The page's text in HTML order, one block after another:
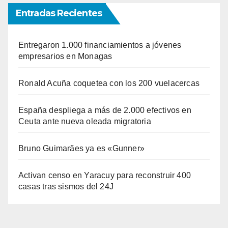
Entradas Recientes
Entregaron 1.000 financiamientos a jóvenes
empresarios en Monagas
Ronald Acuña coquetea con los 200 vuelacercas
España despliega a más de 2.000 efectivos en
Ceuta ante nueva oleada migratoria
Bruno Guimarães ya es «Gunner»
Activan censo en Yaracuy para reconstruir 400
casas tras sismos del 24J